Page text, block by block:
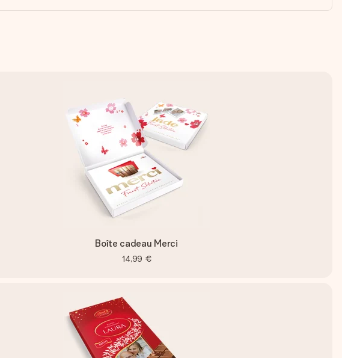
Boîte cadeau Merci
14,99 €